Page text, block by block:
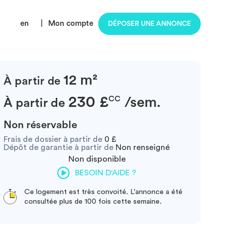
en Mon compte DÉPOSER UNE ANNONCE
À partir de 12 m²
À partir de 230 £CC /sem.
Non réservable
Frais de dossier à partir de 0 £
Dépôt de garantie à partir deNon renseigné
Non disponible
BESOIN D'AIDE ?
Ce logement est très convoité. L'annonce a été
consultée plus de 100 fois cette semaine.